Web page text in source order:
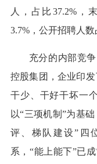
人，占比37.2%，
3.7%，公开招聘人数
充分的内部竞
控股集团，企业印
干少、干好干坏一
以“三项机制”为基
评、梯队建设”四
系，“能上能下”已